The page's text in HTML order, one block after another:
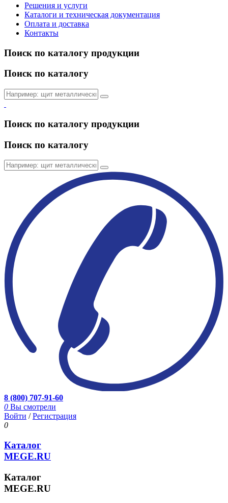
Решения и услуги
Каталоги и техническая документация
Оплата и доставка
Контакты
Поиск по каталогу продукции
Поиск по каталогу
Поиск по каталогу продукции
Поиск по каталогу
8 (800) 707-91-60
0 Вы смотрели
Войти /Регистрация
0
Каталог
MEGE.RU
Каталог
MEGE.RU